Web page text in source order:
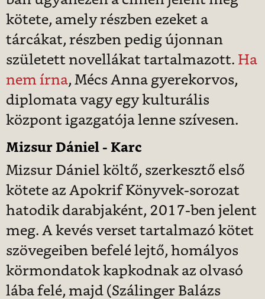
kötete, amely részben ezeket a
tárcákat, részben pedig újonnan
született novellákat tartalmazott. Ha
nem írna, Mécs Anna gyerekorvos,
diplomata vagy egy kulturális
központ igazgatója lenne szívesen.
Mizsur Dániel - Karc
Mizsur Dániel költő, szerkesztő első
kötete az Apokrif Könyvek-sorozat
hatodik darabjaként, 2017-ben jelent
meg. A kevés verset tartalmazó kötet
szövegeiben befelé lejtő, homályos
körmondatok kapkodnak az olvasó
lába felé, majd (Szálinger Balázs